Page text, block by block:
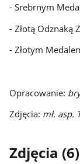
- Srebrnym
- Złotą Odznaką
- Złotym
Opracowanie:
Zdjęcia: mł. asp.
Zdjęcia (6)